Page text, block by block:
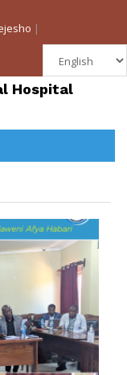
|
Hospital